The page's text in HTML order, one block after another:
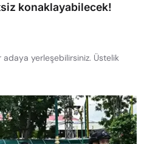
konaklayabilecek!
adaya yerleşebilirsiniz. Üstelik